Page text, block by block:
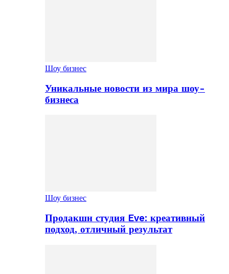
Шоу бизнес
Уникальные новости из мира шоу-
бизнеса
Шоу бизнес
Продакшн студия Eve: креативный
подход, отличный результат